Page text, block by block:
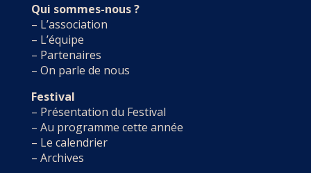
Qui sommes-nous ?
– L’association
– L’équipe
– Partenaires
– On parle de nous
Festival
– Présentation du Festival
– Au programme cette année
– Le calendrier
– Archives